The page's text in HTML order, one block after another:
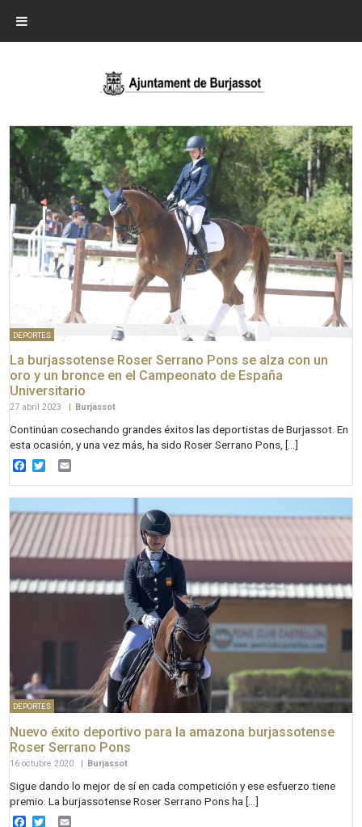
DEPORTES
La burjassotense Roser Serrano Pons se alza con un
oro y un bronce en el Campeonato de España
Universitario
27 abril 2023 Burjassot
Continúan cosechando grandes éxitos las deportistas de Burjassot. En
esta ocasión, y una vez más, ha sido Roser Serrano Pons, […]
Facebook
Twitter
DEPORTES
Nuevo éxito deportivo para la amazona burjassotense
Roser Serrano Pons
16 octubre 2020 | Burjassot
Sigue dando lo mejor de sí en cada competición y ese esfuerzo tiene
premio. La burjassotense Roser Serrano Pons ha […]
Facebook
Twitter